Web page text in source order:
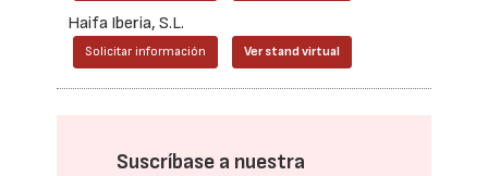
Haifa Iberia, S.L.
Solicitar información Ver stand virtual
Suscríbase a nuestra